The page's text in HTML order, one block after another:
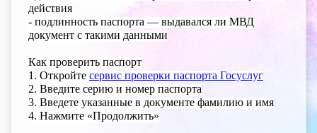
действия
- подлинность паспорта — выдавался ли МВД
документ с такими данными
Как проверить паспорт
1. Откройте сервис проверки паспорта Госуслуг
2. Введите серию и номер паспорта
3. Введете указанные в документе фамилию и имя
4. Нажмите «Продолжить»